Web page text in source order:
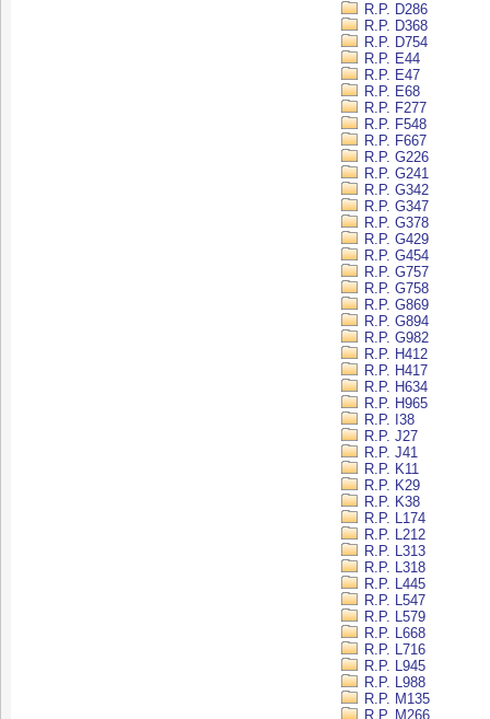
R.P. D286
R.P. D368
R.P. D754
R.P. E44
R.P. E47
R.P. E68
R.P. F277
R.P. F548
R.P. F667
R.P. G226
R.P. G241
R.P. G342
R.P. G347
R.P. G378
R.P. G429
R.P. G454
R.P. G757
R.P. G758
R.P. G869
R.P. G894
R.P. G982
R.P. H412
R.P. H417
R.P. H634
R.P. H965
R.P. I38
R.P. J27
R.P. J41
R.P. K11
R.P. K29
R.P. K38
R.P. L174
R.P. L212
R.P. L313
R.P. L318
R.P. L445
R.P. L547
R.P. L579
R.P. L668
R.P. L716
R.P. L945
R.P. L988
R.P. M135
R.P. M266